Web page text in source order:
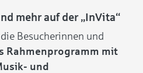
mehr auf der „InVita“
Besucherinnen und
Rahmenprogramm mit
und